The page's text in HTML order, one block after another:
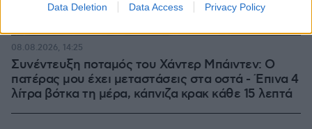
Data Deletion Data Access Privacy Policy
Συνέντευξη ποταμός του Χάντερ Μπάιντεν: Ο
πατέρας μου έχει μεταστάσεις στα οστά - Έπινα 4
λίτρα βότκα τη μέρα, κάπνιζα κρακ κάθε 15 λεπτά
08.08.2026, 14:25